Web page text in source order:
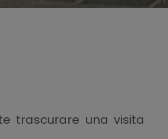
trascurare una visita